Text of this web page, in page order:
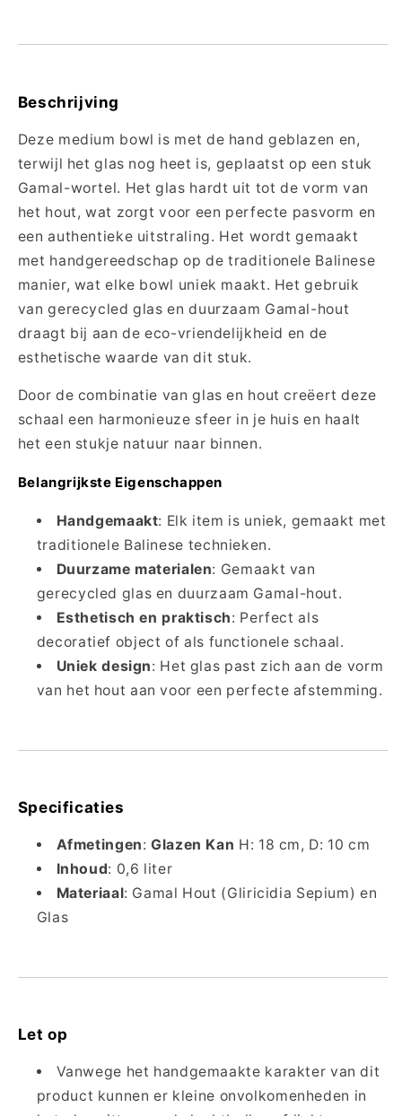
Beschrijving
Deze medium bowl is met de hand geblazen en,
terwijl het glas nog heet is, geplaatst op een stuk
Gamal-wortel. Het glas hardt uit tot de vorm van
het hout, wat zorgt voor een perfecte pasvorm en
een authentieke uitstraling. Het wordt gemaakt
met handgereedschap op de traditionele Balinese
manier, wat elke bowl uniek maakt. Het gebruik
van gerecycled glas en duurzaam Gamal-hout
draagt bij aan de eco-vriendelijkheid en de
esthetische waarde van dit stuk.
Door de combinatie van glas en hout creëert deze
schaal een harmonieuze sfeer in je huis en haalt
het een stukje natuur naar binnen.
Belangrijkste Eigenschappen
Handgemaakt: Elk item is uniek, gemaakt met
traditionele Balinese technieken.
Duurzame materialen: Gemaakt van
gerecycled glas en duurzaam Gamal-hout.
Esthetisch en praktisch: Perfect als
decoratief object of als functionele schaal.
Uniek design: Het glas past zich aan de vorm
van het hout aan voor een perfecte afstemming.
Specificaties
Afmetingen:Glazen Kan H: 18 cm, D: 10 cm
Inhoud: 0,6 liter
Materiaal: Gamal Hout (Gliricidia Sepium) en
Glas
Let op
Vanwege het handgemaakte karakter van dit
product kunnen er kleine onvolkomenheden in